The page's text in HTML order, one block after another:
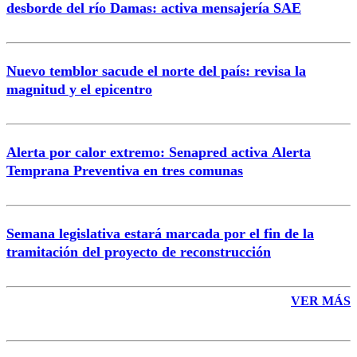
desborde del río Damas: activa mensajería SAE
Nuevo temblor sacude el norte del país: revisa la
magnitud y el epicentro
Alerta por calor extremo: Senapred activa Alerta
Temprana Preventiva en tres comunas
Semana legislativa estará marcada por el fin de la
tramitación del proyecto de reconstrucción
VER MÁS